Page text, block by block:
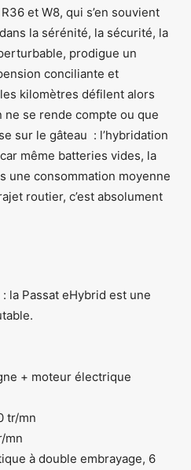
et W8, qui s’en souvient
la sérénité, la sécurité, la
prodigue un
conciliante et
kilomètres défilent alors
ne se rende compte ou que
sur le gâteau : l’hybridation
même batteries vides, la
une consommation moyenne
routier, c’est absolument
la Passat eHybrid est une
+ moteur électrique
tr/mn
mn
à double embrayage, 6